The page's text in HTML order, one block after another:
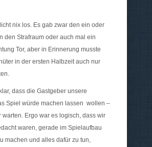
nix los. Es gab zwar den ein oder
den Strafraum oder auch mal ein
Tor, aber in Erinnerung musste
in der ersten Halbzeit auch nur
dass die Gastgeber unsere
Spiel würde machen lassen wollen –
warten. Ergo war es logisch, dass wir
waren, gerade im Spielaufbau
machen und alles dafür zu tun,